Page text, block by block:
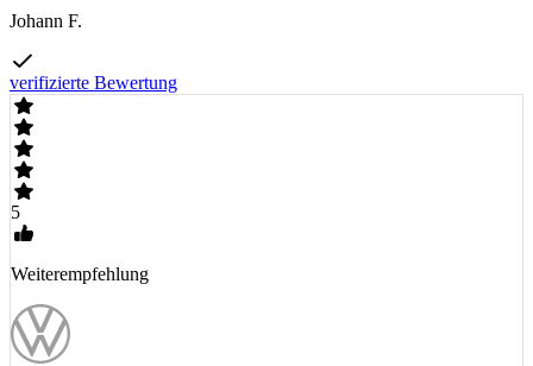
Johann F.
verifizierte Bewertung
5
Weiterempfehlung